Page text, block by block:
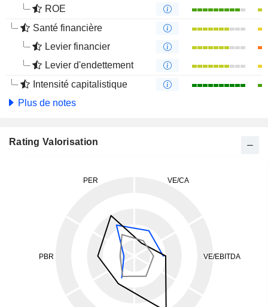
ROE
Santé financière
Levier financier
Levier d'endettement
Intensité capitalistique
Plus de notes
Rating Valorisation